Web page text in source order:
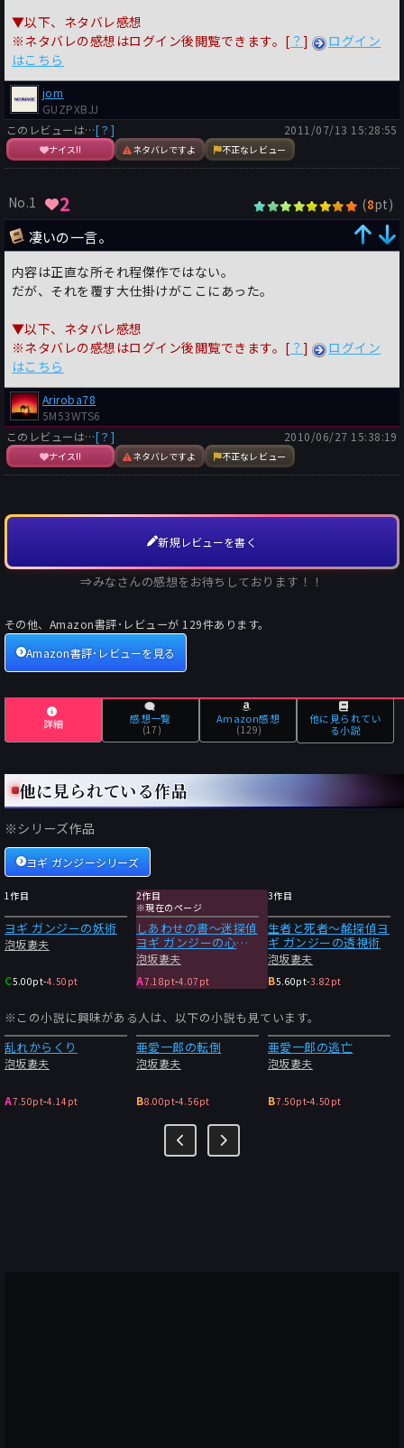
▼以下、ネタバレ感想
※ネタバレの感想はログイン後閲覧できます。[ ？ ]
ログイン
はこちら
jom
GUZPXBJJ
このレビューは…[？]
ナイス!! ネタバレですよ 不正なレビュー
2011/07/13 15:28:55
No.1 2 (8pt)
凄いの一言。
内容は正直な所それ程傑作ではない。
だが、それを覆す大仕掛けがここにあった。
▼以下、ネタバレ感想
※ネタバレの感想はログイン後閲覧できます。[ ？ ]
ログイン
はこちら
Ariroba78
5M53WTS6
このレビューは…[？]
ナイス!! ネタバレですよ 不正なレビュー
2010/06/27 15:38:19
新規レビューを書く
⇒みなさんの感想をお待ちしております！！
その他、Amazon書評･レビューが129件あります。
Amazon書評･レビューを見る
詳細 感想一覧
(17)
Amazon感想
(129)
他に見られてい
る小説
他に見られている作品
※シリーズ作品
ヨギ ガンジーシリーズ
1作目
ヨギ ガンジーの妖術
泡坂妻夫
C5.00pt-4.50pt
2作目
※現在のページ
しあわせの書〜迷探偵
ヨギ ガンジーの心霊
術
泡坂妻夫
A7.18pt-4.07pt
3作目
生者と死者〜酩探偵ヨ
ギ ガンジーの透視術
泡坂妻夫
B5.60pt-3.82pt
※この小説に興味がある人は、以下の小説も見ています。
乱れからくり
泡坂妻夫
A7.50pt-4.14pt
亜愛一郎の転倒
泡坂妻夫
B8.00pt-4.56pt
亜愛一郎の逃亡
泡坂妻夫
B7.50pt-4.50pt